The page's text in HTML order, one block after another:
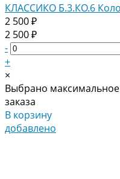
КЛАССИКО Б.3.КО.6
2 500 ₽
2 500 ₽
-
+
×
Выбрано максимальное
заказа
В корзину
добавлено